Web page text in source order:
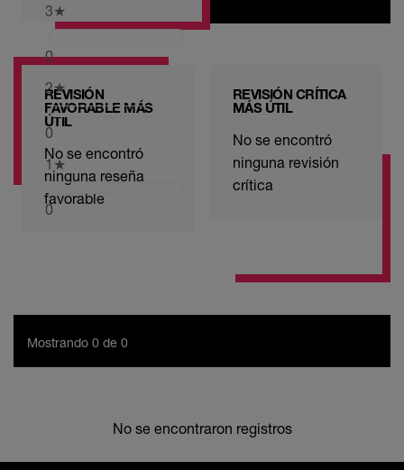
3★
0
2★
0
1★
0
REVISIÓN
FAVORABLE MÁS
ÚTIL
No se encontró
ninguna reseña
favorable
REVISIÓN CRÍTICA
MÁS ÚTIL
No se encontró
ninguna revisión
crítica
Mostrando 0 de 0
No se encontraron registros